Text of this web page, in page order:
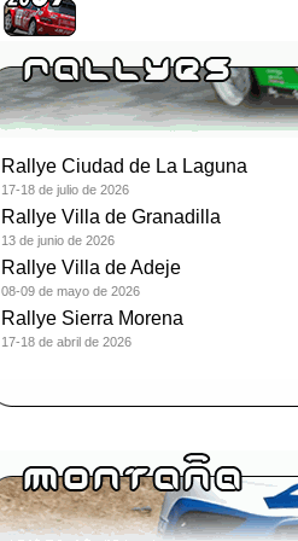
Rallye Ciudad de La Laguna
17-18 de julio de 2026
Rallye Villa de Granadilla
13 de junio de 2026
Rallye Villa de Adeje
08-09 de mayo de 2026
Rallye Sierra Morena
17-18 de abril de 2026